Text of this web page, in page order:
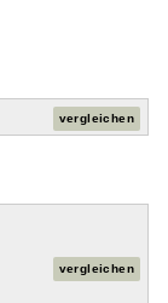
vergleichen
vergleichen